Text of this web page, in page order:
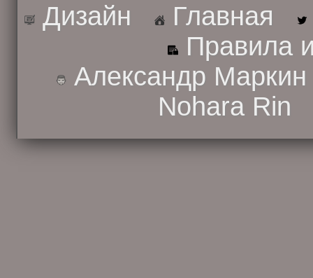
Дизайн Главная
Правила
Александр Маркин
Nohara Rin